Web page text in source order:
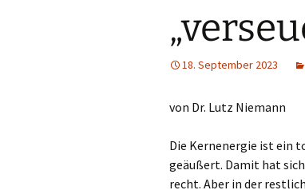
18. September 2023
von Dr. Lutz Niemann
Die Kernenergie ist ein
geäußert. Damit hat
recht. Aber in der